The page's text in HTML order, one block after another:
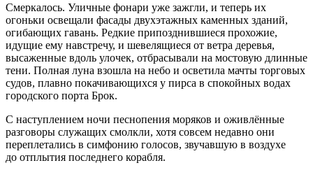
Смеркалось. Уличные фонари уже зажгли, и теперь их
огоньки освещали фасады двухэтажных каменных зданий,
огибающих гавань. Редкие припозднившиеся прохожие,
идущие ему навстречу, и шевелящиеся от ветра деревья,
высаженные вдоль улочек, отбрасывали на мостовую длинные
тени. Полная луна взошла на небо и осветила мачты торговых
судов, плавно покачивающихся у пирса в спокойных водах
городского порта Брок.
С наступлением ночи песнопения моряков и оживлённые
разговоры служащих смолкли, хотя совсем недавно они
переплетались в симфонию голосов, звучавшую в воздухе
до отплытия последнего корабля.